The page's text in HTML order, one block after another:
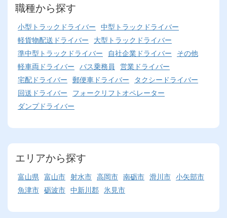
職種から探す
小型トラックドライバー 中型トラックドライバー
軽貨物配送ドライバー
大型トラックドライバー
準中型トラックドライバー
自社企業ドライバー
その他
軽車両ドライバー バス乗務員
営業ドライバー
宅配ドライバー 郵便車ドライバー
タクシードライバー
回送ドライバー
フォークリフトオペレーター
ダンプドライバー
エリアから探す
富山県 富山市 射水市 高岡市 南砺市 滑川市 小矢部市
魚津市 砺波市 中新川郡 氷見市